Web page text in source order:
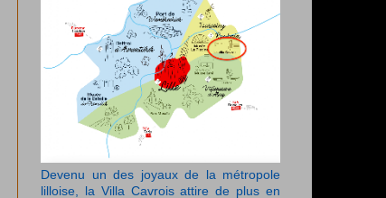
Devenu un des joyaux de la métropole
lilloise, la Villa Cavrois attire de plus en